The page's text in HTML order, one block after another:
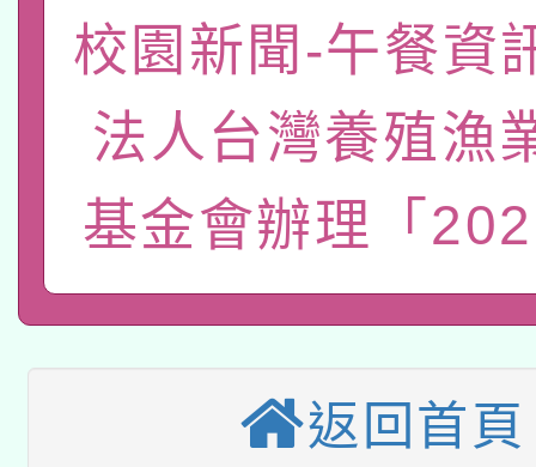
「數位內容與教學軟體
有關大陸委員會函釋公
薪期間赴陸應申請許可
轉知經濟部水利署委託
業技術研究院辦理「
115年8月22日(星期六
開 智慧啟航」
2026年桃園地景藝術
本校115學年度第2次
招甄選結果公告(無人
本館辦理115年度閱讀
校園新聞-午餐資
法人台灣養殖漁
基金會辦理「
返回首頁